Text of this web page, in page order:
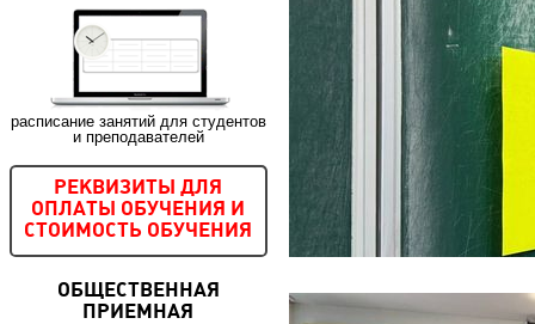
расписание занятий для студентов
и преподавателей
РЕКВИЗИТЫ ДЛЯ
ОПЛАТЫ ОБУЧЕНИЯ И
СТОИМОСТЬ ОБУЧЕНИЯ
ОБЩЕСТВЕННАЯ
ПРИЕМНАЯ